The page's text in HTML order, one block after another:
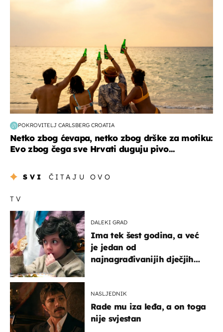
POKROVITELJ CARLSBERG CROATIA
Netko zbog ćevapa, netko zbog drške za motiku:
Evo zbog čega sve Hrvati duguju pivo...
SVI ČITAJU OVO
TV
DALEKI GRAD
Ima tek šest godina, a već
je jedan od
najnagrađivanijih dječjih
NASLJEDNIK
Rade mu iza leđa, a on toga
nije svjestan